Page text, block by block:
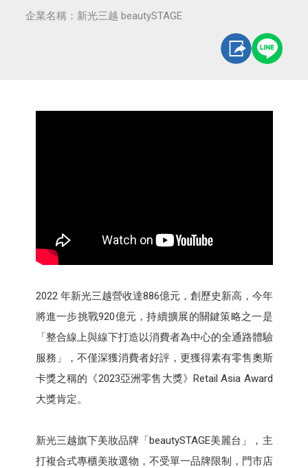
企業名稱：新光三越 beautySTAGE
2022 年新光三越營收達886億元，創歷史新高，今年
將進一步挑戰920億元，持續擴展的關鍵策略之一是
「整合線上與線下打造以消費者為中心的全通路體驗
服務」，不僅深獲消費者好評，更獲得素有零售奧斯
卡獎之稱的《2023亞洲零售大獎》Retail Asia Award
大獎肯定。
新光三越旗下美妝品牌「beautySTAGE美麗台」，主
打複合式專櫃美妝選物，不受單一品牌限制，門市店